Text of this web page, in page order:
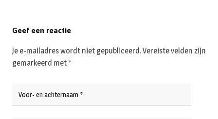
Geef een reactie
Je e-mailadres wordt niet gepubliceerd.Vereiste velden zijn
gemarkeerd met *